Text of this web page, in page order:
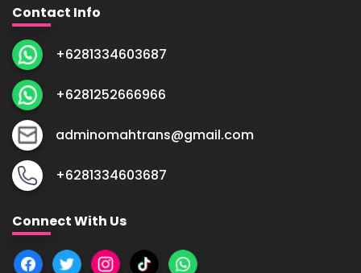
Contact Info
+6281334603687
+6281252666966
adminomahtrans@gmail.com
+6281334603687
Connect With Us